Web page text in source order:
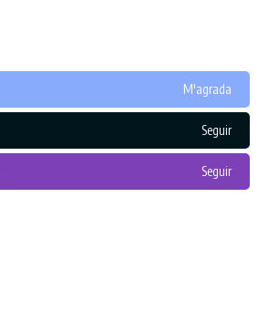
M'agrada
Seguir
Seguir